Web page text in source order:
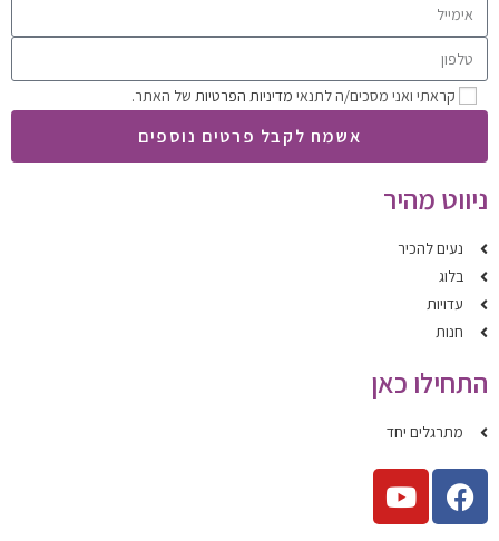
קראתי ואני מסכים/ה לתנאי מדיניות הפרטיות של האתר.
אשמח לקבל פרטים נוספים
ניווט מהיר
נעים להכיר
בלוג
עדויות
חנות
התחילו כאן
מתרגלים יחד